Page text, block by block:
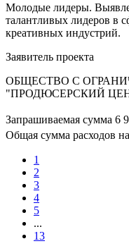
Молодые лидеры.
талантливых лидеров в
креативных индустрий.
Заявитель проекта
ОБЩЕСТВО С
"ПРОДЮСЕРСКИЙ
Запрашиваемая сумма 6
Общая сумма расходов
1
2
3
4
5
...
13